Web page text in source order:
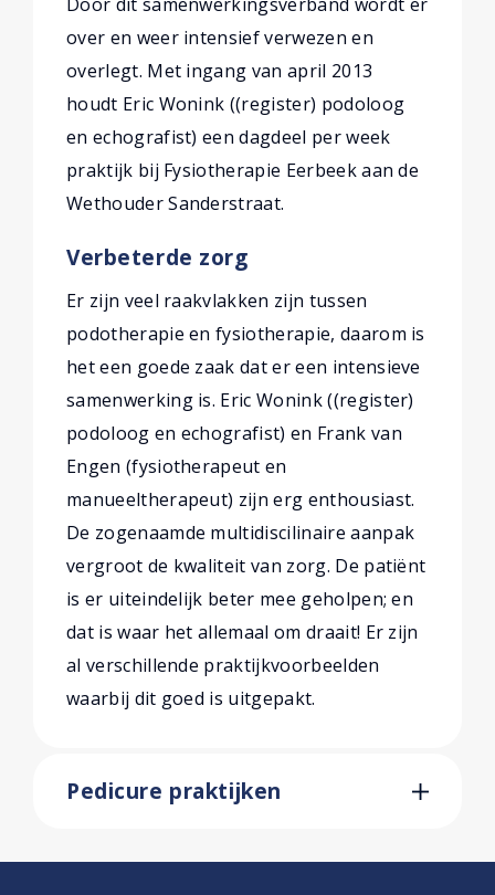
over en weer intensief verwezen en
overlegt. Met ingang van april 2013
houdt Eric Wonink ((register) podoloog
en echografist) een dagdeel per week
praktijk bij Fysiotherapie Eerbeek aan de
Wethouder Sanderstraat.
Verbeterde zorg
Er zijn veel raakvlakken zijn tussen
podotherapie en fysiotherapie, daarom is
het een goede zaak dat er een intensieve
samenwerking is. Eric Wonink ((register)
podoloog en echografist) en Frank van
Engen (fysiotherapeut en
manueeltherapeut) zijn erg enthousiast.
De zogenaamde multidiscilinaire aanpak
vergroot de kwaliteit van zorg. De patiënt
is er uiteindelijk beter mee geholpen; en
dat is waar het allemaal om draait! Er zijn
al verschillende praktijkvoorbeelden
waarbij dit goed is uitgepakt.
Pedicure praktijken